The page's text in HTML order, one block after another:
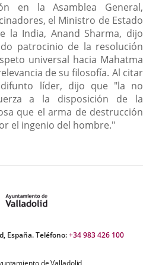
en la Asamblea General,
el Ministro de Estado
la India, Anand Sharma, dijo
patrocinio de la resolución
universal hacia Mahatma
de su filosofía. Al citar
líder, dijo que "la no
a la disposición de la
que el arma de destrucción
el ingenio del hombre."
España. Teléfono:+34 983 426 100
de Valladolid